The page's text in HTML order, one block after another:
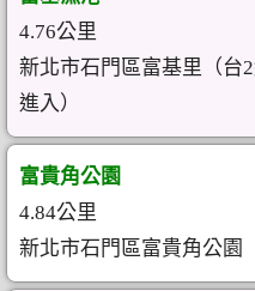
4.76公里
新北市石門區富基里（台
進入）
富貴角公園
4.84公里
新北市石門區富貴角公園